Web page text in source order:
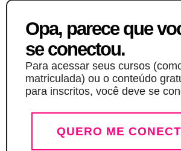
Opa, parece que
se conectou.
Para acessar seus cursos
matriculada) ou o conteúdo
para inscritos, você deve se
QUERO ME